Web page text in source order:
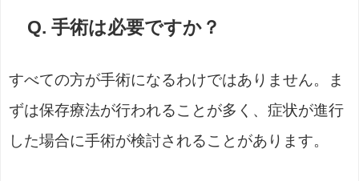
Q. 手術は必要ですか？
すべての方が手術になるわけではありません。ま
ずは保存療法が行われることが多く、症状が進行
した場合に手術が検討されることがあります。